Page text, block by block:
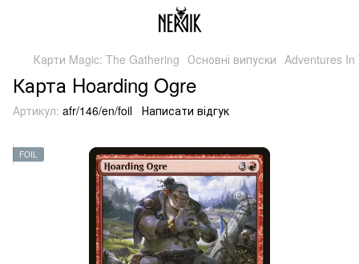
Карти Magic: The Gathering Основні випуски Adventures
Карта Hoarding Ogre
Артикул: afr/146/en/foil Написати відгук
FOIL